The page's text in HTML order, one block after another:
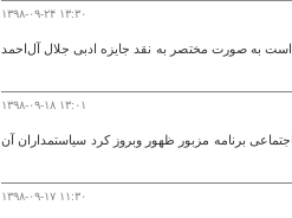
۱۳۹۸-۰۹-۲۴ ۱۳:۳۰
است به صورت مختصر به نقد جایزه ادبی جلال آل‌احمد
۱۳۹۸-۰۹-۱۸ ۱۳:۰۱
که تبعات اجتماعی برنامه مزبور ظهور وبروز کرد سیاستمداران آن
۱۳۹۸-۰۹-۱۷ ۱۱:۳۰